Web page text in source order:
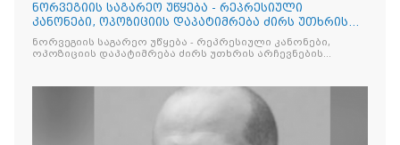
ნორვეგიის საგარეო უწყება - რეპრესიული
კანონები, ოპოზიციის დაპატიმრება ძირს უთხრის
არჩევნების ნდობას
ნორვეგიის საგარეო უწყება - რეპრესიული კანონები,
ოპოზიციის დაპატიმრება ძირს უთხრის არჩევნების